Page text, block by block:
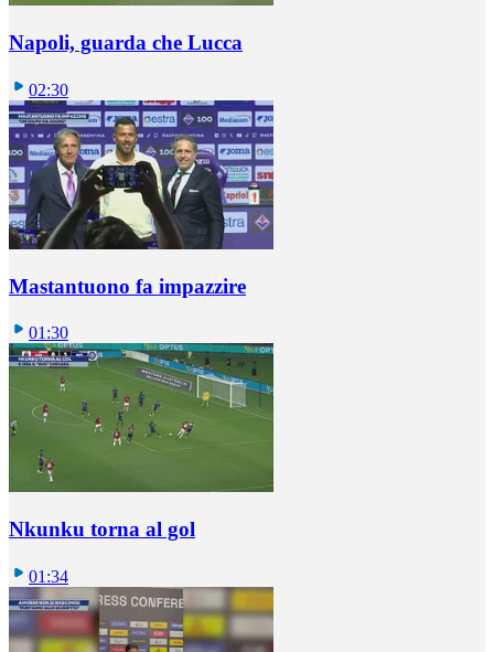
Napoli, guarda che Lucca
02:30
Mastantuono fa impazzire
01:30
Nkunku torna al gol
01:34